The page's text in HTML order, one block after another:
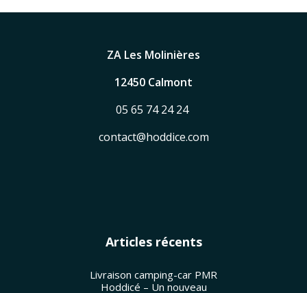
ZA Les Molinières
12450 Calmont
05 65 74 24 24
contact@hoddice.com
Articles récents
Livraison camping-car PMR
Hoddicé – Un nouveau